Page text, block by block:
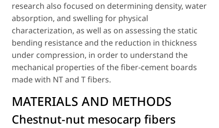
research also focused on determining density, water
absorption, and swelling for physical
characterization, as well as on assessing the static
bending resistance and the reduction in thickness
under compression, in order to understand the
mechanical properties of the fiber-cement boards
made with NT and T fibers.
MATERIALS AND METHODS
Chestnut-nut mesocarp fibers